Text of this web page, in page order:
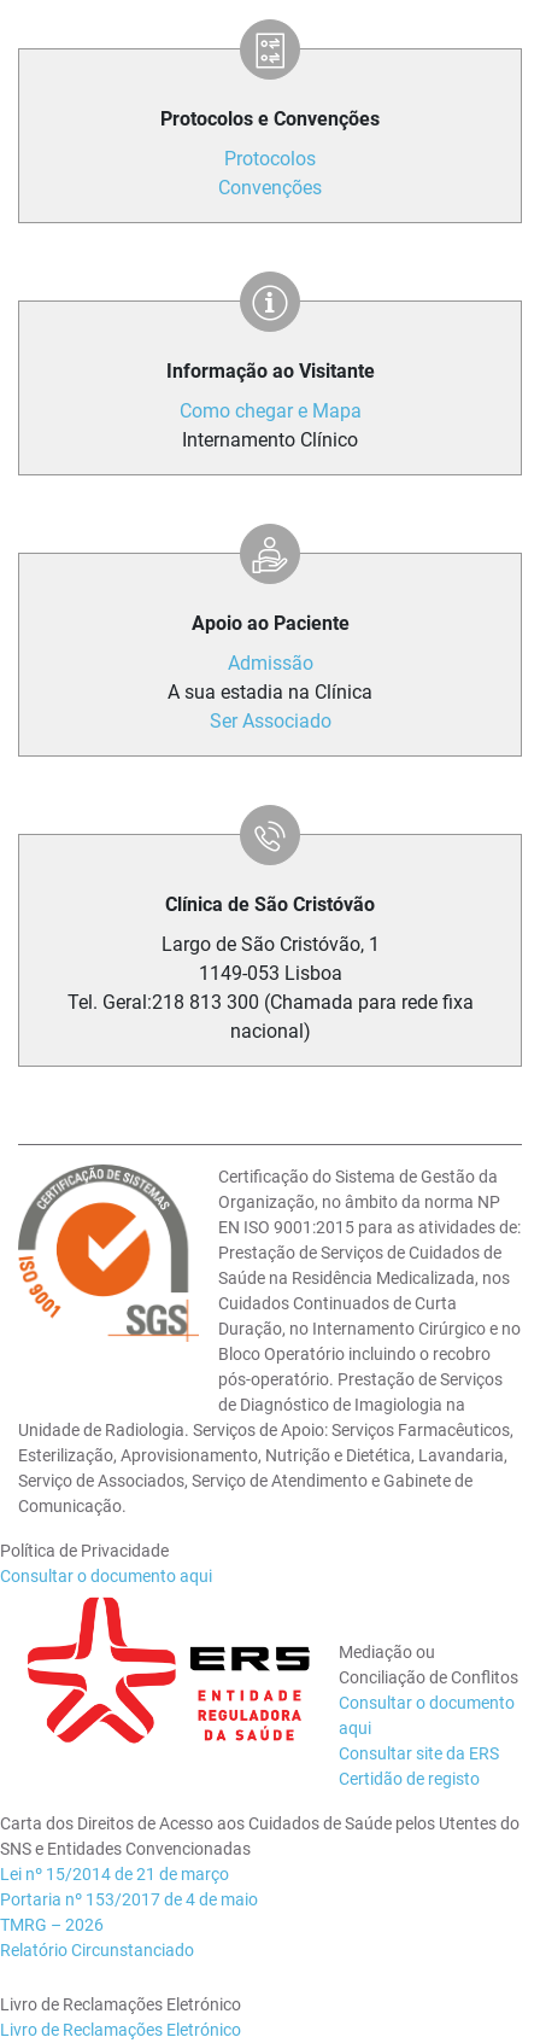
Protocolos e Convenções
Protocolos
Convenções
Informação ao Visitante
Como chegar e Mapa
Internamento Clínico
Apoio ao Paciente
Admissão
A sua estadia na Clínica
Ser Associado
Clínica de São Cristóvão
Largo de São Cristóvão, 1
1149-053 Lisboa
Tel. Geral:218 813 300 (Chamada para rede fixa
nacional)
Certificação do Sistema de Gestão da
Organização, no âmbito da norma NP
EN ISO 9001:2015 para as atividades de:
Prestação de Serviços de Cuidados de
Saúde na Residência Medicalizada, nos
Cuidados Continuados de Curta
Duração, no Internamento Cirúrgico e no
Bloco Operatório incluindo o recobro
pós-operatório. Prestação de Serviços
de Diagnóstico de Imagiologia na
Unidade de Radiologia. Serviços de Apoio: Serviços Farmacêuticos,
Esterilização, Aprovisionamento, Nutrição e Dietética, Lavandaria,
Serviço de Associados, Serviço de Atendimento e Gabinete de
Comunicação.
Política de Privacidade
Consultar o documento aqui
Mediação ou
Conciliação de Conflitos
Consultar o documento
aqui
Consultar site da ERS
Certidão de registo
Carta dos Direitos de Acesso aos Cuidados de Saúde pelos Utentes do
SNS e Entidades Convencionadas
Lei nº 15/2014 de 21 de março
Portaria nº 153/2017 de 4 de maio
TMRG – 2026
Relatório Circunstanciado
Livro de Reclamações Eletrónico
Livro de Reclamações Eletrónico